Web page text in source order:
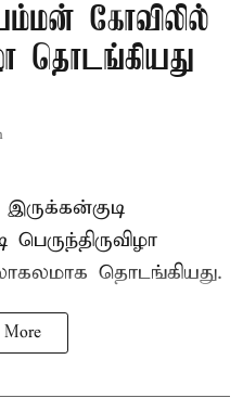
கோவிலில்
தொடங்கியது
தொடங்கியது.